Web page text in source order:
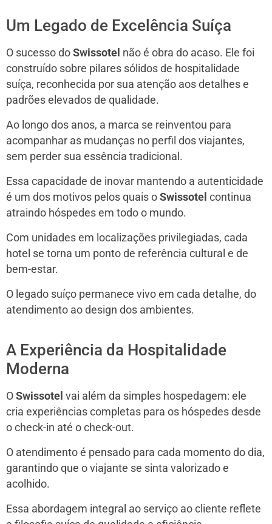
Um Legado de Excelência Suíça
O sucesso do Swissotel não é obra do acaso. Ele foi
construído sobre pilares sólidos de hospitalidade
suíça, reconhecida por sua atenção aos detalhes e
padrões elevados de qualidade.
Ao longo dos anos, a marca se reinventou para
acompanhar as mudanças no perfil dos viajantes,
sem perder sua essência tradicional.
Essa capacidade de inovar mantendo a autenticidade
é um dos motivos pelos quais o Swissotel continua
atraindo hóspedes em todo o mundo.
Com unidades em localizações privilegiadas, cada
hotel se torna um ponto de referência cultural e de
bem-estar.
O legado suíço permanece vivo em cada detalhe, do
atendimento ao design dos ambientes.
A Experiência da Hospitalidade
Moderna
O Swissotel vai além da simples hospedagem: ele
cria experiências completas para os hóspedes desde
o check-in até o check-out.
O atendimento é pensado para cada momento do dia,
garantindo que o viajante se sinta valorizado e
acolhido.
Essa abordagem integral ao serviço ao cliente reflete